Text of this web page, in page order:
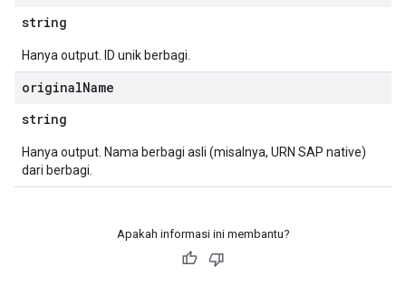
string
Hanya output. ID unik berbagi.
originalName
string
Hanya output. Nama berbagi asli (misalnya, URN SAP native)
dari berbagi.
Apakah informasi ini membantu?